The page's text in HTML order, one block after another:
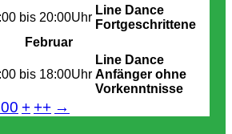
bis 20:00Uhr
Line Dance
Fortgeschrittene
Februar
bis 18:00Uhr
Line Dance
Anfänger ohne
Vorkenntnisse
+ ++ →